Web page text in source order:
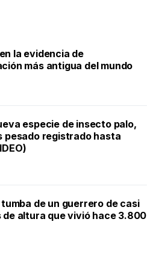
la evidencia de
más antigua del mundo
especie de insecto palo,
pesado registrado hasta
tumba de un guerrero de casi
de altura que vivió hace 3.800